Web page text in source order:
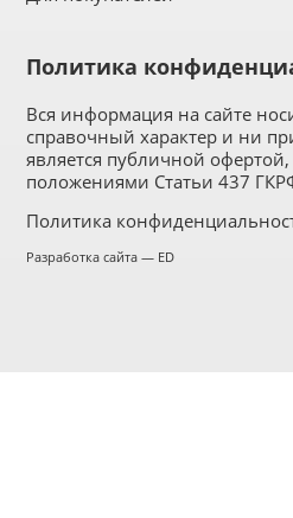
Политика
Вся информация на сайте
справочный характер и ни
является публичной
положениями Статьи 437
Политика
Разработка сайта — ED